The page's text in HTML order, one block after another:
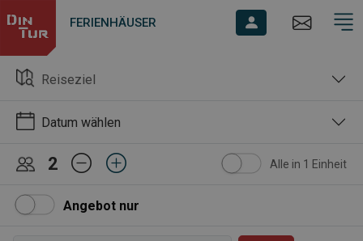
FERIENHÄUSER
Reiseziel
Datum wählen
2 Alle in 1 Einheit
Angebot nur